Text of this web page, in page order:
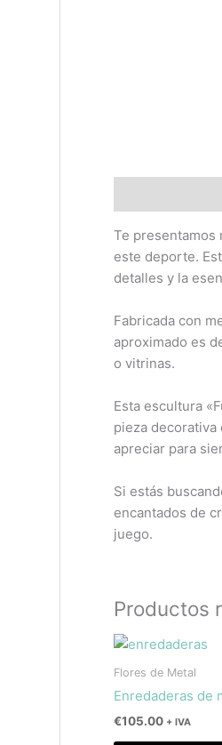
Te presentamos
este deporte.
detalles y la
Fabricada con
aproximado es
o vitrinas.
Esta escultura
pieza
apreciar para
Si estás
encantados de
juego.
Productos
Flores de Metal
Enredaderas de
€105.00 + IVA